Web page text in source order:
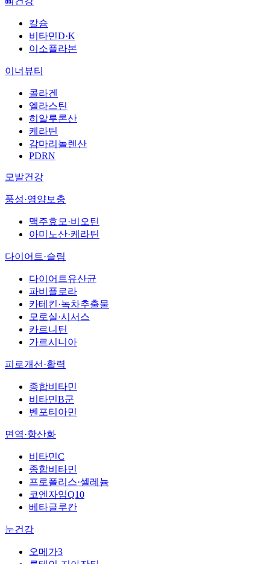
칼슘
비타민D·K
이소플라본
이너뷰티
콜라겐
엘라스틴
히알루론산
케라틴
감마리놀렌산
PDRN
모발건강
풍성·영양보충
맥주효모·비오틴
아미노산·케라틴
다이어트·슬림
다이어트유산균
파비플로라
카테킨·녹차추출물
모로실·시서스
카르니틴
가르시니아
피로개선·활력
종합비타민
비타민B군
벤포티아민
면역·항산화
비타민C
종합비타민
프로폴리스·셀레늄
코엔자임Q10
베타글루칸
눈건강
오메가3